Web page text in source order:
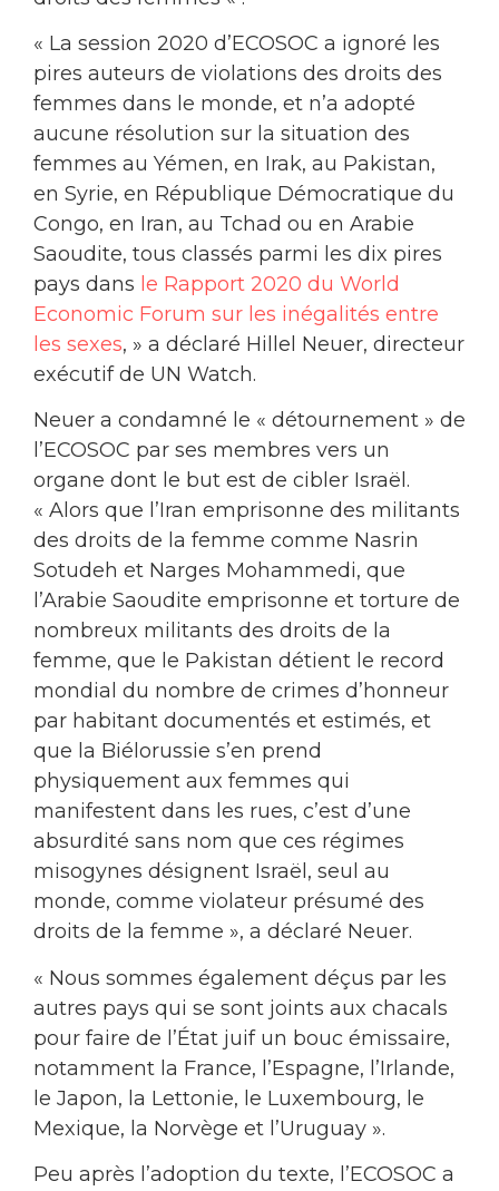
« La session 2020 d’ECOSOC a ignoré les
pires auteurs de violations des droits des
femmes dans le monde, et n’a adopté
aucune résolution sur la situation des
femmes au Yémen, en Irak, au Pakistan,
en Syrie, en République Démocratique du
Congo, en Iran, au Tchad ou en Arabie
Saoudite, tous classés parmi les dix pires
pays dans le Rapport 2020 du World
Economic Forum sur les inégalités entre
les sexes, » a déclaré Hillel Neuer, directeur
exécutif de UN Watch.
Neuer a condamné le « détournement » de
l’ECOSOC par ses membres vers un
organe dont le but est de cibler Israël.
« Alors que l’Iran emprisonne des militants
des droits de la femme comme Nasrin
Sotudeh et Narges Mohammedi, que
l’Arabie Saoudite emprisonne et torture de
nombreux militants des droits de la
femme, que le Pakistan détient le record
mondial du nombre de crimes d’honneur
par habitant documentés et estimés, et
que la Biélorussie s’en prend
physiquement aux femmes qui
manifestent dans les rues, c’est d’une
absurdité sans nom que ces régimes
misogynes désignent Israël, seul au
monde, comme violateur présumé des
droits de la femme », a déclaré Neuer.
« Nous sommes également déçus par les
autres pays qui se sont joints aux chacals
pour faire de l’État juif un bouc émissaire,
notamment la France, l’Espagne, l’Irlande,
le Japon, la Lettonie, le Luxembourg, le
Mexique, la Norvège et l’Uruguay ».
Peu après l’adoption du texte, l’ECOSOC a